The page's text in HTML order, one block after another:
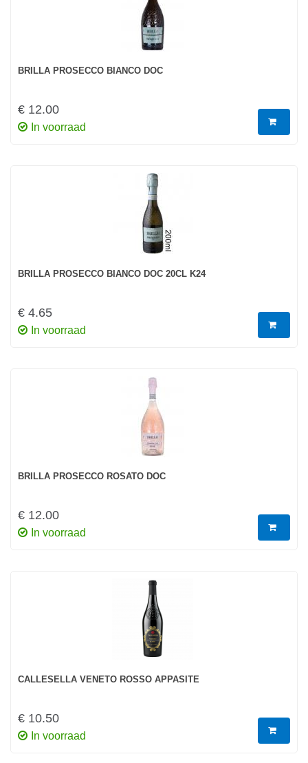
BRILLA PROSECCO BIANCO DOC
€ 12.00
In voorraad
BRILLA PROSECCO BIANCO DOC 20CL K24
€ 4.65
In voorraad
BRILLA PROSECCO ROSATO DOC
€ 12.00
In voorraad
CALLESELLA VENETO ROSSO APPASITE
€ 10.50
In voorraad